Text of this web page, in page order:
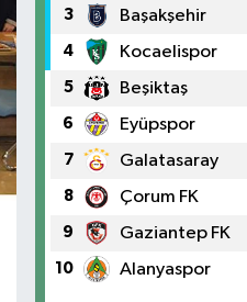
3 Başakşehir
4 Kocaelispor
5 Beşiktaş
6 Eyüpspor
7 Galatasaray
8 Çorum FK
9 Gaziantep FK
10 Alanyaspor